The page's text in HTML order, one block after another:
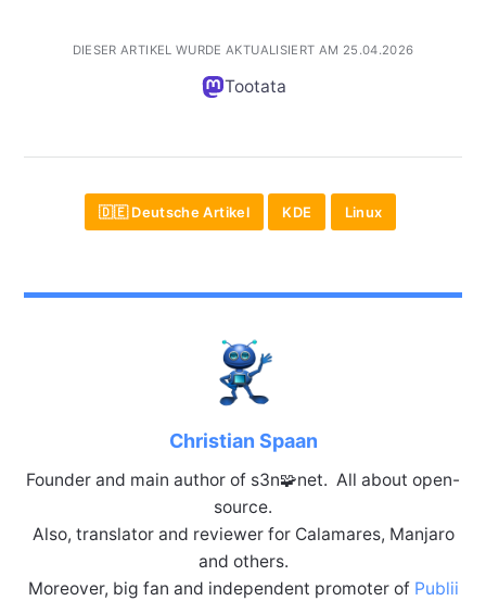
DIESER ARTIKEL WURDE AKTUALISIERT AM 25.04.2026
Tootata
🇩🇪 Deutsche Artikel KDE Linux
Christian Spaan
Founder and main author of s3n🧩net. All about open-
source.
Also, translator and reviewer for Calamares, Manjaro
and others.
Moreover, big fan and independent promoter of Publii